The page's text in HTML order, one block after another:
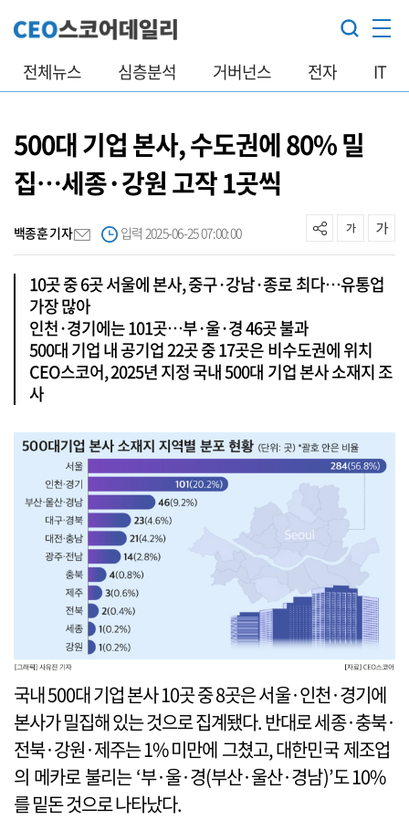
전체뉴스 심층분석 거버넌스 전자 IT
500대 기업 본사, 수도권에 80% 밀
집…세종·강원 고작 1곳씩
백종훈 기자 입력 2025-06-25 07:00:00
10곳 중 6곳 서울에 본사, 중구·강남·종로 최다…유통업
가장 많아
인천·경기에는 101곳…부·울·경 46곳 불과
500대 기업 내 공기업 22곳 중 17곳은 비수도권에 위치
CEO스코어, 2025년 지정 국내 500대 기업 본사 소재지 조
사
국내 500대 기업 본사 10곳 중 8곳은 서울·인천·경기에
본사가 밀집해 있는 것으로 집계됐다. 반대로 세종·충북·
전북·강원·제주는 1% 미만에 그쳤고, 대한민국 제조업
의 메카로 불리는 ‘부·울·경(부산·울산·경남)’도 10%
를 밑돈 것으로 나타났다.